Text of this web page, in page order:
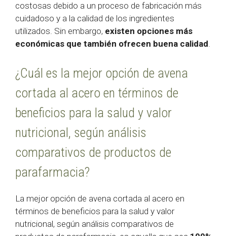
costosas debido a un proceso de fabricación más
cuidadoso y a la calidad de los ingredientes
utilizados. Sin embargo, existen opciones más
económicas que también ofrecen buena calidad.
¿Cuál es la mejor opción de avena
cortada al acero en términos de
beneficios para la salud y valor
nutricional, según análisis
comparativos de productos de
parafarmacia?
La mejor opción de avena cortada al acero en
términos de beneficios para la salud y valor
nutricional, según análisis comparativos de